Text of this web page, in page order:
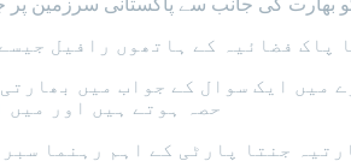
پاک فضائیہ کے ہاتھوں رافیل
حصہ ہوتے ہیں اور میں
کے اہم رہنما سبرامنین سوامی نے پاکستان